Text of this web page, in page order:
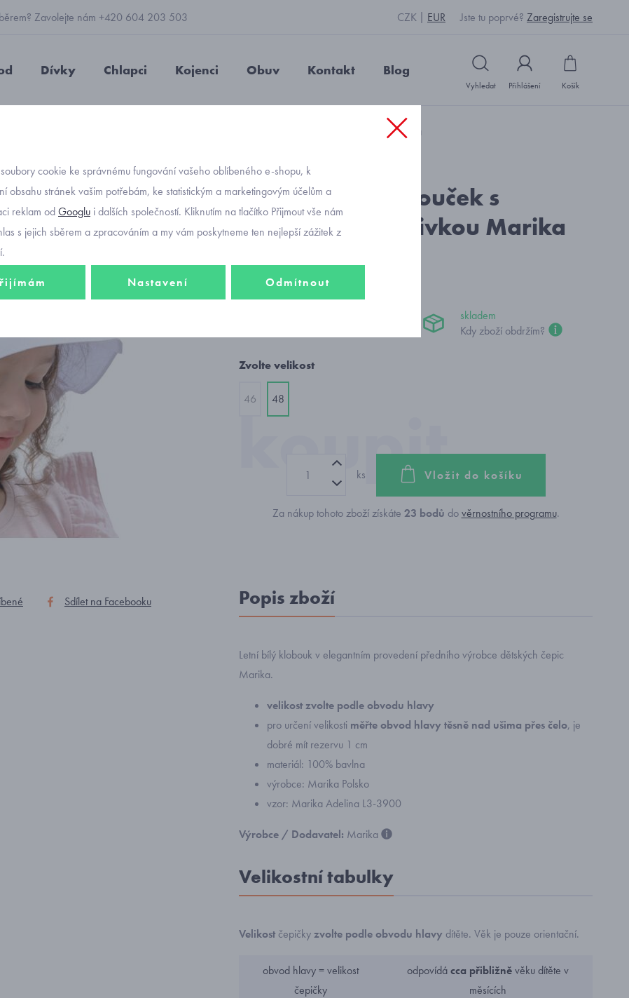
Zavolejte nám +420 604 203 503 CZK EUR Jste tu poprvé? Zaregistrujte se
Dívky Chlapci Kojenci Obuv Kontakt Blog
Vyhledat Přihlášení Košík
dětský bílý klobouček s madeirovou výšivkou Marika Adelina
Sdílet na Facebooku
Objednávací kód: U14510_bílá
dětský bílý klobouček s
madeirovou výšivkou Marika
skladem
Kdy zboží obdržím?
Zvolte velikost
46 48
ks Vložit do košíku
Za nákup tohoto zboží získáte 23 bodů dověrnostního programu.
Popis zboží
Letní bílý klobouk v elegantním provedení předního výrobce dětských čepic
Marika.
velikost zvolte podle obvodu hlavy
pro určení velikosti měřte obvod hlavy těsně nad ušima přes čelo, je
dobré mít rezervu 1 cm
materiál: 100% bavlna
výrobce: Marika Polsko
vzor: Marika Adelina L3-3900
Výrobce / Dodavatel: Marika
Velikostní tabulky
Velikost čepičkyzvolte podle obvodu hlavy dítěte. Věk je pouze orientační.
obvod hlavy = velikost
čepičky
odpovídácca přibližněvěku dítěte v
měsících
cookie ke správnému fungování vašeho oblíbeného e-shopu, k
obsahu stránek vašim potřebám, ke statistickým a marketingovým účelům a
reklam odGooglu i dalších společností. Kliknutím na tlačítko Přijmout vše nám
s jejich sběrem a zpracováním a my vám poskytneme ten nejlepší zážitek z
Nastavení Odmítnout